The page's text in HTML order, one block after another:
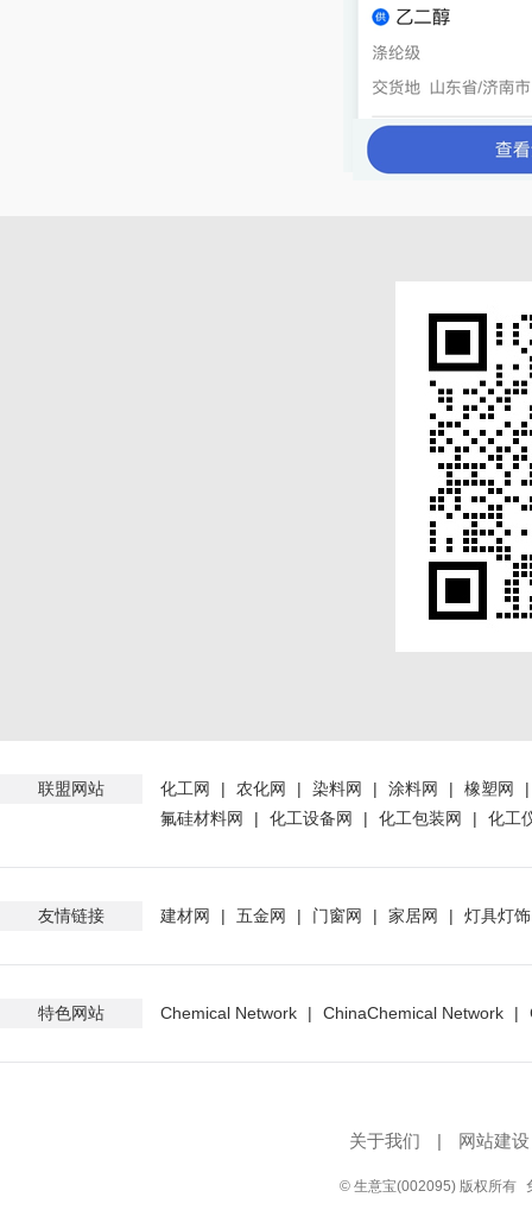
联盟网站 化工网 | 农化网 | 染料网 | 涂料网 | 橡塑网
氟硅材料网
| 化工设备网 | 化工包装网 | 化工
友情链接 建材网 | 五金网 | 门窗网 | 家居网 | 灯具灯
特色网站 Chemical Network | ChinaChemical Network |
关于我们 | 网站建设
© 生意宝(002095) 版权所有